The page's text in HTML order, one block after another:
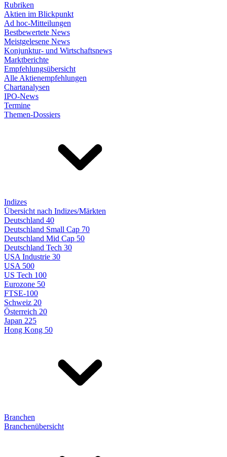
Rubriken
Aktien im Blickpunkt
Ad hoc-Mitteilungen
Bestbewertete News
Meistgelesene News
Konjunktur- und Wirtschaftsnews
Marktberichte
Empfehlungsübersicht
Alle Aktienempfehlungen
Chartanalysen
IPO-News
Termine
Themen-Dossiers
Indizes
Übersicht nach Indizes/Märkten
Deutschland 40
Deutschland Small Cap 70
Deutschland Mid Cap 50
Deutschland Tech 30
USA Industrie 30
USA 500
US Tech 100
Eurozone 50
FTSE-100
Schweiz 20
Österreich 20
Japan 225
Hong Kong 50
Branchen
Branchenübersicht